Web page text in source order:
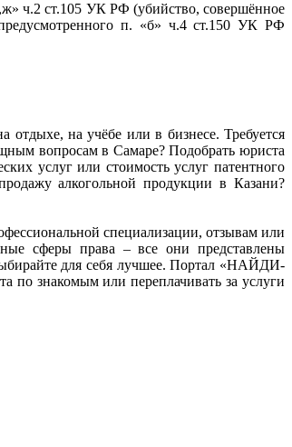
ч.2 ст.105 УК РФ (убийство, совершённое
п. «б» ч.4 ст.150 УК РФ
на учёбе или в бизнесе. Требуется
вопросам в Самаре? Подобрать юриста
услуг или стоимость услуг патентного
алкогольной продукции в Казани?
специализации, отзывам или
сферы права – все они представлены
для себя лучшее. Портал «НАЙДИ-
знакомым или переплачивать за услуги